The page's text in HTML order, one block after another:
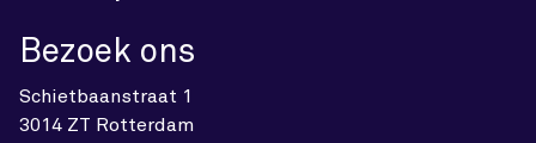
Bezoek ons
Schietbaanstraat 1
3014 ZT Rotterdam